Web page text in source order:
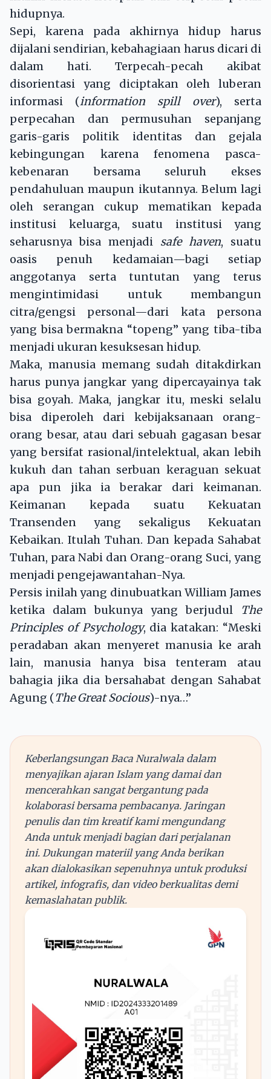
hidupnya.
Sepi, karena pada akhirnya hidup harus
dijalani sendirian, kebahagiaan harus dicari di
dalam hati. Terpecah-pecah akibat
disorientasi yang diciptakan oleh luberan
informasi (information spill over), serta
perpecahan dan permusuhan sepanjang
garis-garis politik identitas dan gejala
kebingungan karena fenomena pasca-
kebenaran bersama seluruh ekses
pendahuluan maupun ikutannya. Belum lagi
oleh serangan cukup mematikan kepada
institusi keluarga, suatu institusi yang
seharusnya bisa menjadi safe haven, suatu
oasis penuh kedamaian—bagi setiap
anggotanya serta tuntutan yang terus
mengintimidasi untuk membangun
citra/gengsi personal—dari kata persona
yang bisa bermakna “topeng” yang tiba-tiba
menjadi ukuran kesuksesan hidup.
Maka, manusia memang sudah ditakdirkan
harus punya jangkar yang dipercayainya tak
bisa goyah. Maka, jangkar itu, meski selalu
bisa diperoleh dari kebijaksanaan orang-
orang besar, atau dari sebuah gagasan besar
yang bersifat rasional/intelektual, akan lebih
kukuh dan tahan serbuan keraguan sekuat
apa pun jika ia berakar dari keimanan.
Keimanan kepada suatu Kekuatan
Transenden yang sekaligus Kekuatan
Kebaikan. Itulah Tuhan. Dan kepada Sahabat
Tuhan, para Nabi dan Orang-orang Suci, yang
menjadi pengejawantahan-Nya.
Persis inilah yang dinubuatkan William James
ketika dalam bukunya yang berjudul The
Principles of Psychology, dia katakan: “Meski
peradaban akan menyeret manusia ke arah
lain, manusia hanya bisa tenteram atau
bahagia jika dia bersahabat dengan Sahabat
Agung (The Great Socious)-nya…”
Keberlangsungan Baca Nuralwala dalam
menyajikan ajaran Islam yang damai dan
mencerahkan sangat bergantung pada
kolaborasi bersama pembacanya. Jaringan
penulis dan tim kreatif kami mengundang
Anda untuk menjadi bagian dari perjalanan
ini. Dukungan materiil yang Anda berikan
akan dialokasikan sepenuhnya untuk produksi
artikel, infografis, dan video berkualitas demi
kemaslahatan publik.